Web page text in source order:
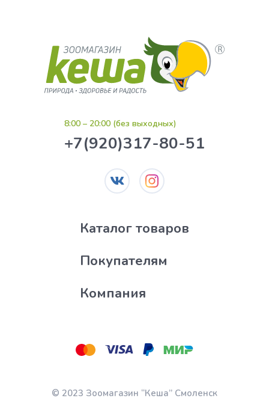
8:00 – 20:00 (без выходных)
+7(920)317-80-51
Каталог товаров
Покупателям
Компания
© 2023 Зоомагазин “Кеша” Смоленск